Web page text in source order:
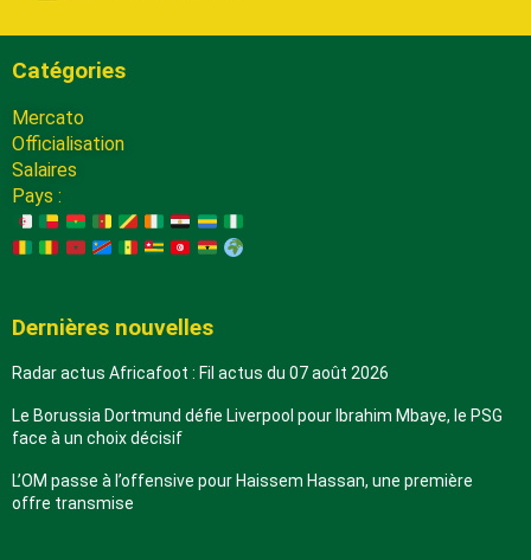
Catégories
Mercato
Officialisation
Salaires
Pays :
Dernières nouvelles
Radar actus Africafoot : Fil actus du 07 août 2026
Le Borussia Dortmund défie Liverpool pour Ibrahim Mbaye, le PSG
face à un choix décisif
L’OM passe à l’offensive pour Haissem Hassan, une première
offre transmise